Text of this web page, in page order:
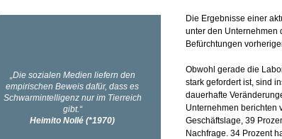
Die Ergebnisse einer
unter den Unternehmen
Befürchtungen
Obwohl gerade die
stark gefordert ist, sind
dauerhafte
Unternehmen berichten
Geschäftslage, 39
Nachfrage. 34 Prozent